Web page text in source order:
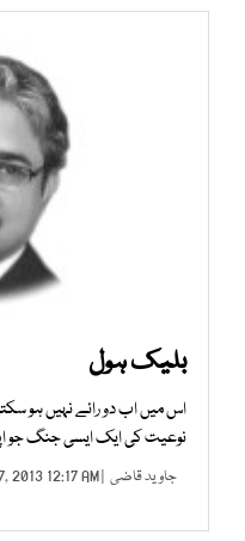
بلیک ہول
اس میں اب دو رائے نہیں ہو
نوعیت کی ایک ایسی جنگ جو
جاوید قاضی | SEP 27, 2013 12:17 AM |